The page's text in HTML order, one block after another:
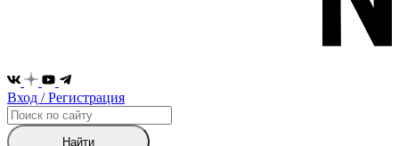
Вход / Регистрация
Найти